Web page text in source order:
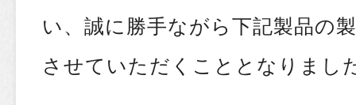
い、誠に勝手ながら下記製品の
させていただくこととなりまし